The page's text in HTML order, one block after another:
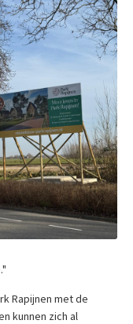
Rapijnen met de
kunnen zich al